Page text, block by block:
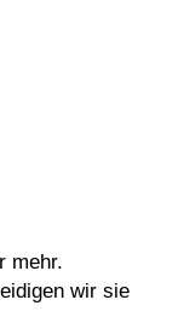
mehr.
wir sie